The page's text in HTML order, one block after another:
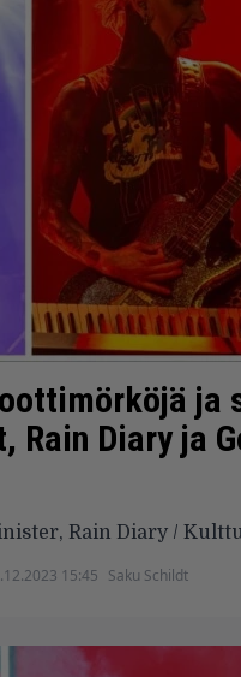
ja
Rain Diary ja
Rain Diary /
15:45 Saku Schildt